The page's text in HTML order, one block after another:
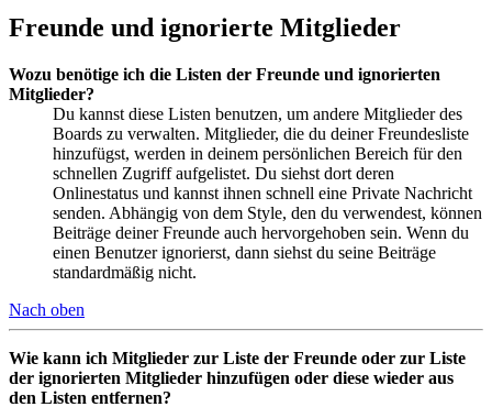
Freunde und ignorierte Mitglieder
Wozu benötige ich die Listen der Freunde und ignorierten
Mitglieder?
Du kannst diese Listen benutzen, um andere Mitglieder des
Boards zu verwalten. Mitglieder, die du deiner Freundesliste
hinzufügst, werden in deinem persönlichen Bereich für den
schnellen Zugriff aufgelistet. Du siehst dort deren
Onlinestatus und kannst ihnen schnell eine Private Nachricht
senden. Abhängig von dem Style, den du verwendest, können
Beiträge deiner Freunde auch hervorgehoben sein. Wenn du
einen Benutzer ignorierst, dann siehst du seine Beiträge
standardmäßig nicht.
Nach oben
Wie kann ich Mitglieder zur Liste der Freunde oder zur Liste
der ignorierten Mitglieder hinzufügen oder diese wieder aus
den Listen entfernen?